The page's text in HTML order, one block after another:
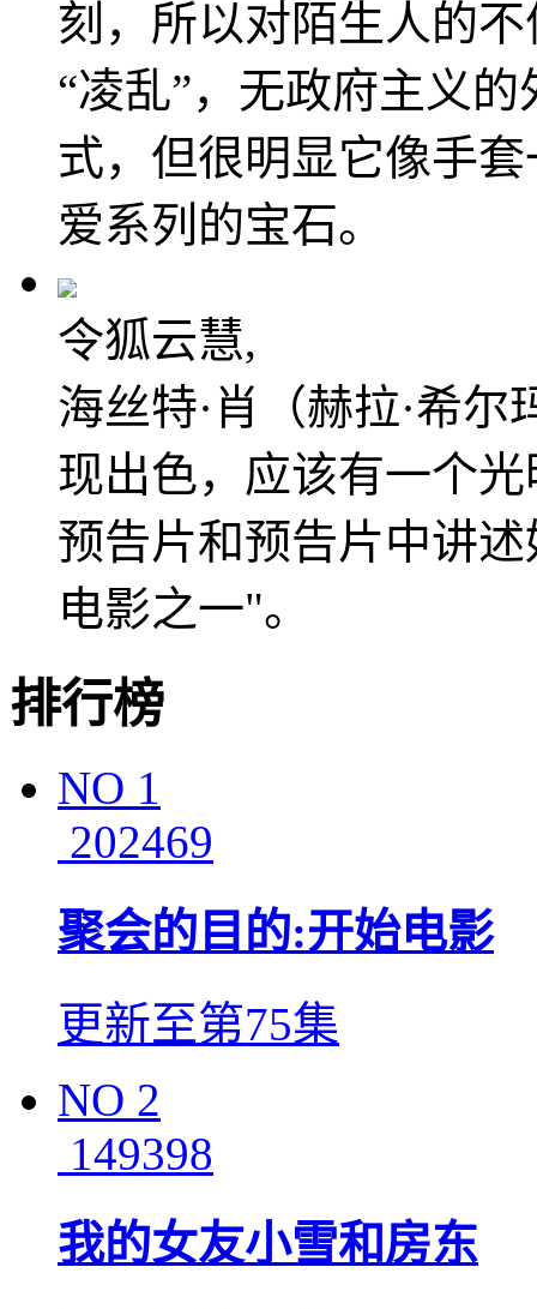
刻，所以对陌生人的
“凌乱”，无政府主义
式，但很明显它像手
爱系列的宝石。
令狐云慧,
海丝特·肖（赫拉·希
现出色，应该有一个
预告片和预告片中讲
电影之一"。
排行榜
NO 1
202469
聚会的目的:开始电影
更新至第75集
NO 2
149398
我的女友小雪和房东